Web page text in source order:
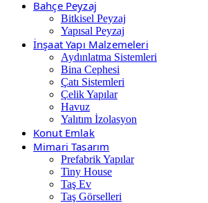
Bahçe Peyzaj
Bitkisel Peyzaj
Yapısal Peyzaj
İnşaat Yapı Malzemeleri
Aydınlatma Sistemleri
Bina Cephesi
Çatı Sistemleri
Çelik Yapılar
Havuz
Yalıtım İzolasyon
Konut Emlak
Mimari Tasarım
Prefabrik Yapılar
Tiny House
Taş Ev
Taş Görselleri